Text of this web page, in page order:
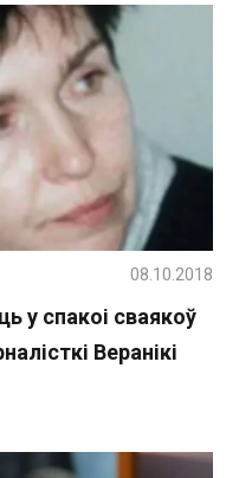
у спакоі сваякоў
Веранікі
08.10.2018